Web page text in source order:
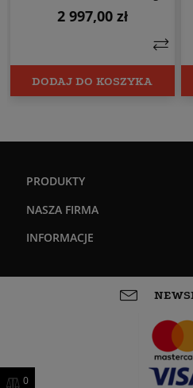
Cena
2 997,00 zł
DODAJ DO KOSZYKA
PRODUKTY
NASZA FIRMA
INFORMACJE
0